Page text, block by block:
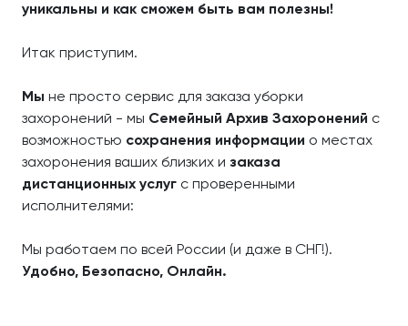
уникальны и как сможем быть вам полезны!
Итак приступим.
Мы не просто сервис для заказа уборки
захоронений - мы Семейный Архив Захоронений с
возможностью сохранения информации о местах
захоронения ваших близких и заказа
дистанционных услуг с проверенными
исполнителями:
Мы работаем по всей России (и даже в СНГ!).
Удобно, Безопасно, Онлайн.